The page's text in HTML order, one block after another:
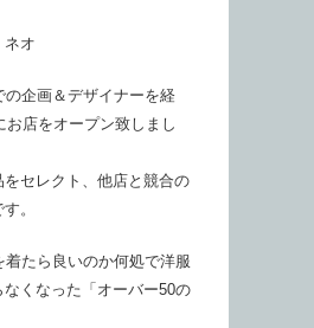
ネオ
企画＆デザイナーを経
店をオープン致しまし
セレクト、他店と競合の
。
たら良いのか何処で洋服
くなった「オーバー50の